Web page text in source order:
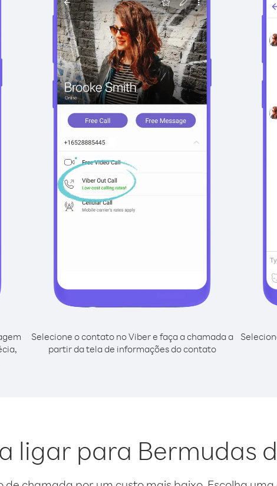
Selecione o contato no Viber e faça a chamada a
partir da tela de informações do contato
ligar para Bermudas